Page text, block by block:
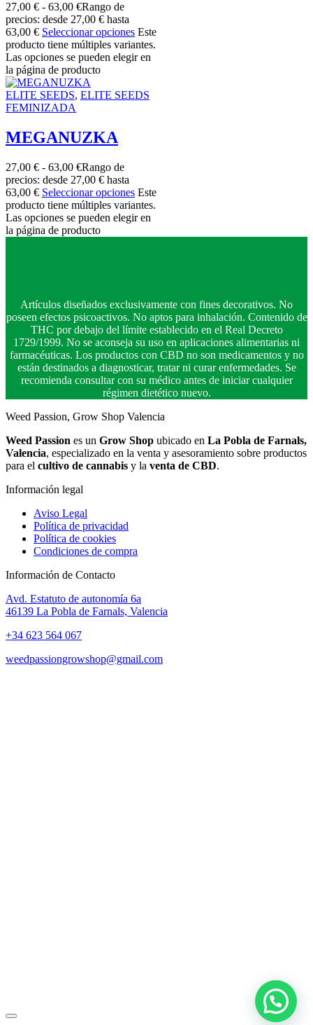
27,00 € - 63,00 €Rango de
precios: desde 27,00 € hasta
63,00 € Seleccionar opciones Este
producto tiene múltiples variantes.
Las opciones se pueden elegir en
la página de producto
ELITE SEEDS, ELITE SEEDS
FEMINIZADA
MEGANUZKA
27,00 € - 63,00 €Rango de
precios: desde 27,00 € hasta
63,00 € Seleccionar opciones Este
producto tiene múltiples variantes.
Las opciones se pueden elegir en
la página de producto
Artículos diseñados exclusivamente con fines decorativos. No
poseen efectos psicoactivos. No aptos para inhalación. Contenido de
THC por debajo del límite establecido en el Real Decreto
1729/1999. No se aconseja su uso en aplicaciones alimentarias ni
farmacéuticas. Los productos con CBD no son medicamentos y no
están destinados a diagnosticar, tratar ni curar enfermedades. Se
recomienda consultar con su médico antes de iniciar cualquier
régimen dietético nuevo.
Weed Passion, Grow Shop Valencia
Weed Passion es un Grow Shop ubicado en La Pobla de Farnals,
Valencia, especializado en la venta y asesoramiento sobre productos
para el cultivo de cannabis y la venta de CBD.
Información legal
Aviso Legal
Política de privacidad
Política de cookies
Condiciones de compra
Información de Contacto
Avd. Estatuto de autonomía 6a
46139 La Pobla de Farnals, Valencia
+34 623 564 067
weedpassiongrowshop@gmail.com